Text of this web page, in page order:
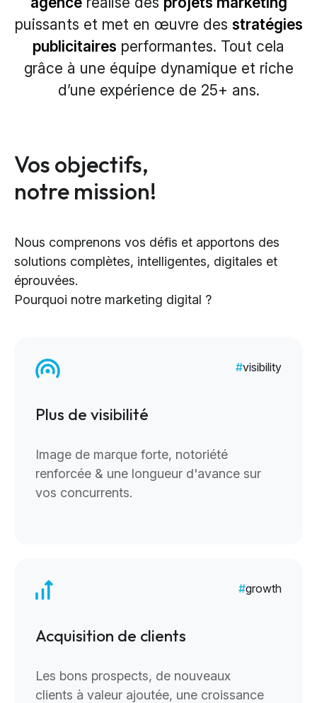
puissants et met en œuvre des stratégies
publicitaires performantes. Tout cela
grâce à une équipe dynamique et riche
d’une expérience de 25+ ans.
Vos objectifs,
notre mission!
Nous comprenons vos défis et apportons des
solutions complètes, intelligentes, digitales et
éprouvées.
Pourquoi notre marketing digital ?
visibility
Plus de visibilité
Image de marque forte, notoriété
renforcée & une longueur d'avance sur
vos concurrents.
growth
Acquisition de clients
Les bons prospects, de nouveaux
clients à valeur ajoutée, une croissance